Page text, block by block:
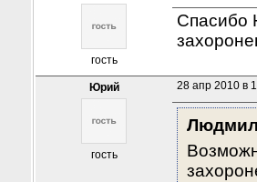
гость
Спасибо
Юрий
гость
28 апр 2010 в